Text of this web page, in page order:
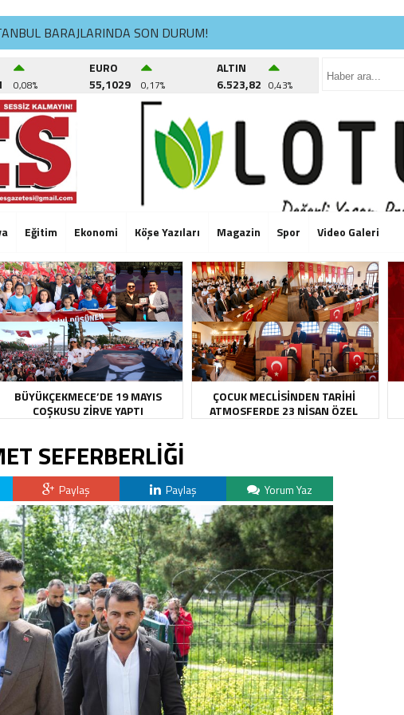
BARAJLARINDA SON DURUM!
KÜLTÜR YOLCULUĞU DEVAM EDİYOR
DERNEĞİ’NDE İSİM KRİZİ BÜYÜYOR: “TEPECİK’İ SİLDİRMEYECEĞİZ”
BARAJLARINDA SON DURUM!
KÜLTÜR YOLCULUĞU DEVAM EDİYOR
DERNEĞİ’NDE İSİM KRİZİ BÜYÜYOR: “TEPECİK’İ SİLDİRMEYECEĞİZ”
0,08%
EURO
55,1029
0,17%
ALTIN
6.523,82 0,43%
Eğitim Ekonomi Köşe Yazıları Magazin Spor Video Galeri
BÜYÜKÇEKMECE’DE 19 MAYIS
COŞKUSU ZİRVE YAPTI
ÇOCUK MECLİSİNDEN TARİHİ
ATMOSFERDE 23 NİSAN ÖZEL
SEFERBERLİĞİ
Paylaş Paylaş Yorum Yaz